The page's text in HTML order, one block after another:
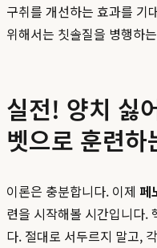
구취를 개선하는 효과를 기
위해서는 칫솔질을 병행하
실전! 양치 싫
벳으로 훈련하
이론은 충분합니다. 이제 페
련을 시작해볼 시간입니다.
다. 절대로 서두르지 말고,